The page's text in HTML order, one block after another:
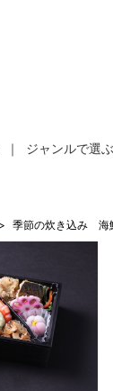
ジャンルで選ぶ
季節の炊き込み 海